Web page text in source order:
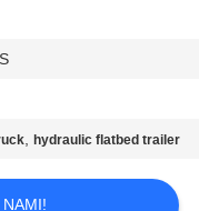
,hydraulic flatbed trailer